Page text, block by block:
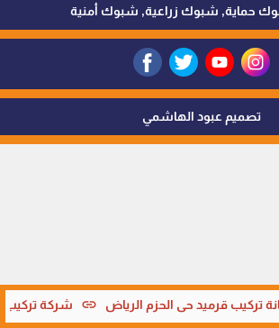
تركيب قرميد حي الحزم الرياض link شركة تركيب
حماية, شبوك زراعية, شبوك أمنية
تصميم عبود الهاشمي